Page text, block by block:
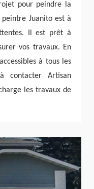
pour peindre la
Juanito est à
Il est prêt à
vos travaux. En
à tous les
contacter Artisan
les travaux de